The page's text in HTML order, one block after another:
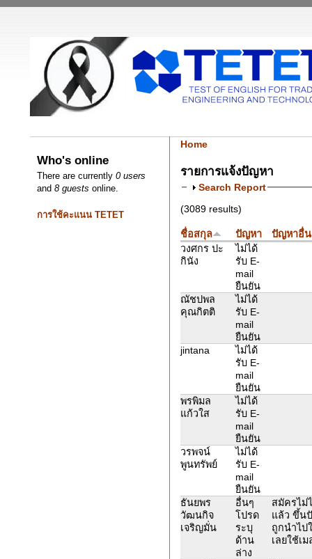
Who's online
There are currently0 users
and8 guests online.
การใช้คะแนน TETET
Home
รายการแจ้งปัญหา
Search Report
(3089 results)
ชื่อสกุล ปัญหา
ปัญหาอื่น
วงศกร ปะ
กินัง
ไม่ได้
รับ E-
mail
ยืนยัน
ณัชปพล
คุณกิตติ
ไม่ได้
รับ E-
mail
ยืนยัน
jintana
ไม่ได้
รับ E-
mail
ยืนยัน
พรพิมล
แก้วใส
ไม่ได้
รับ E-
mail
ยืนยัน
วรพจน์
พูนทรัพย์
ไม่ได้
รับ E-
mail
ยืนยัน
ธันยพร
วัฒนกิจ
เจริญมั่น
อื่นๆ
โปรด
ระบุ
ด้าน
ล่าง
สมัครไม่
แล้ว ขึ้น
ถูกนำไป
เลยใช้เ